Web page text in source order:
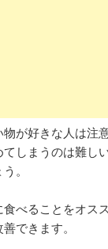
が好きな人は注
しまうのは難し
。
べることをオス
できます。